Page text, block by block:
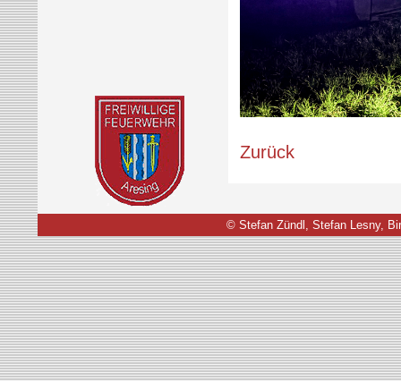
Zurück
© Stefan Zündl, Stefan Lesny,